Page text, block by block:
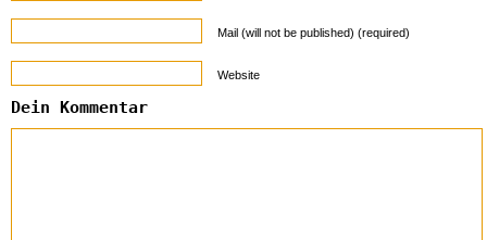
Mail (will not be published) (required)
Website
Dein Kommentar